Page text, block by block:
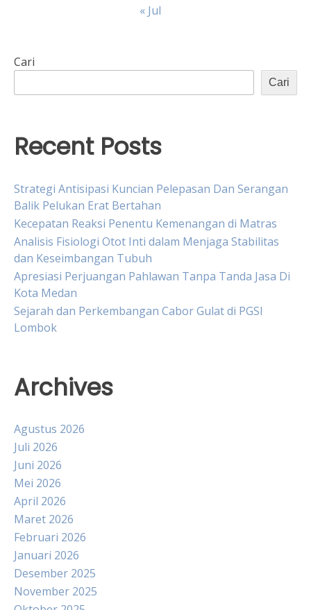
« Jul
Cari
Cari
Recent Posts
Strategi Antisipasi Kuncian Pelepasan Dan Serangan
Balik Pelukan Erat Bertahan
Kecepatan Reaksi Penentu Kemenangan di Matras
Analisis Fisiologi Otot Inti dalam Menjaga Stabilitas
dan Keseimbangan Tubuh
Apresiasi Perjuangan Pahlawan Tanpa Tanda Jasa Di
Kota Medan
Sejarah dan Perkembangan Cabor Gulat di PGSI
Lombok
Archives
Agustus 2026
Juli 2026
Juni 2026
Mei 2026
April 2026
Maret 2026
Februari 2026
Januari 2026
Desember 2025
November 2025